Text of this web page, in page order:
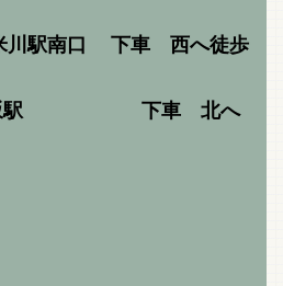
駅南口 下車 西へ徒歩
八坂駅 下車 北へ